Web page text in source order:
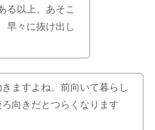
る以上、あそこ
早々に抜け出し
ますよね。前向いて暮らし
向きだとつらくなります